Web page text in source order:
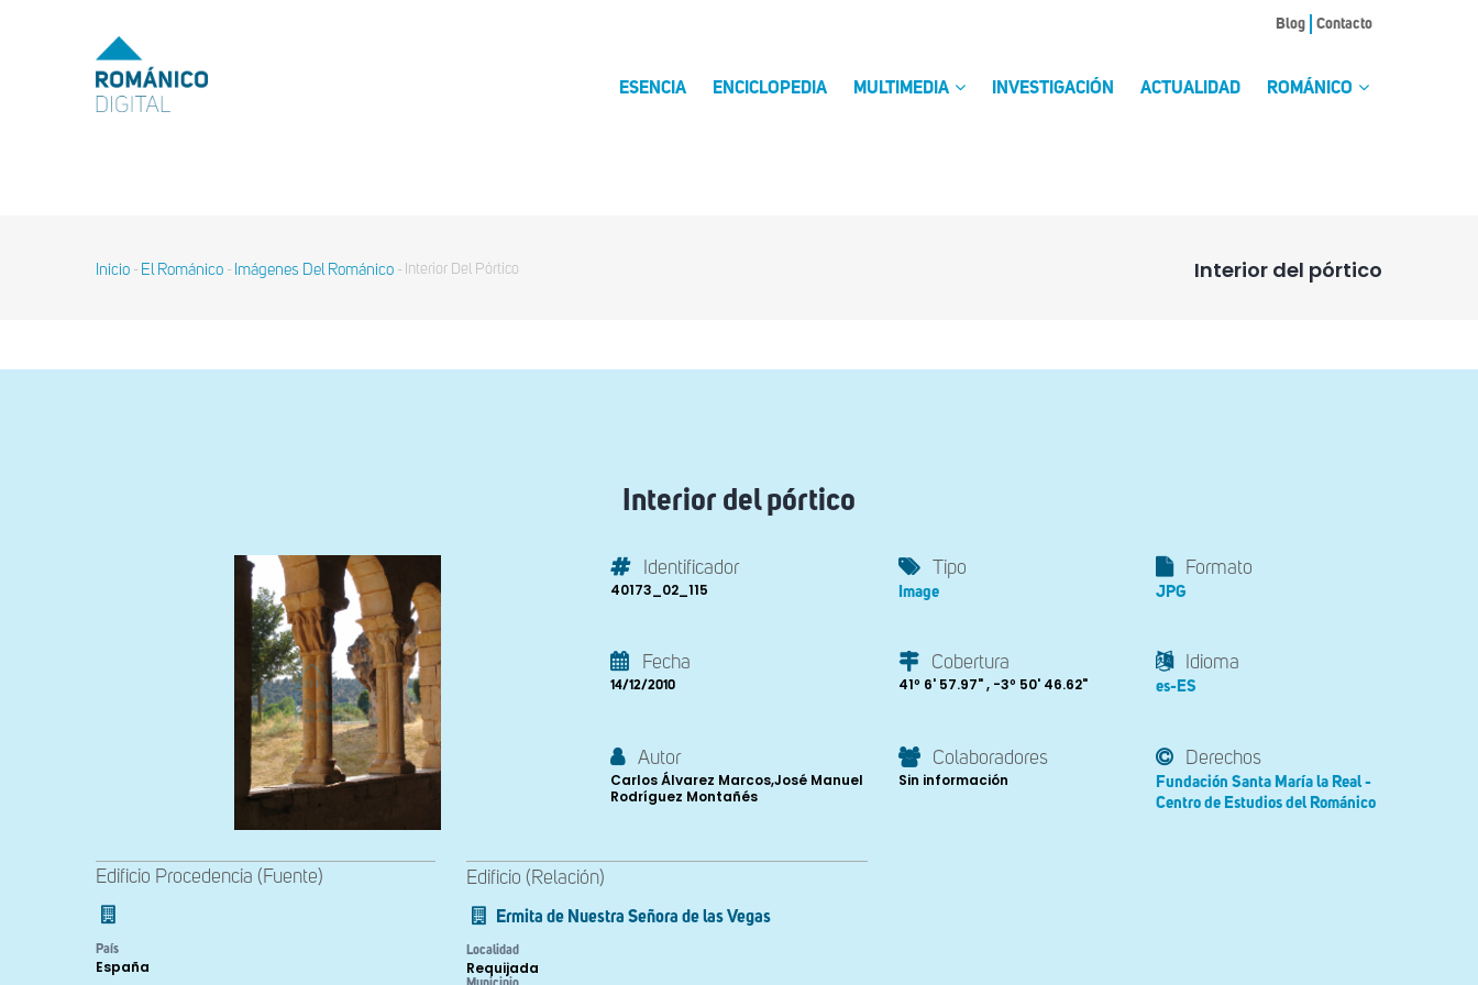
MENU
TOP
Blog Contacto
ESENCIA ENCICLOPEDIA MULTIMEDIA INVESTIGACIÓN ACTUALIDAD ROMÁNICO
Interior del pórtico
Sobrescribir
Inicio - El Románico - Imágenes Del Románico - Interior Del Pórtico
Interior del pórtico
Identificador
40173_02_115
Tipo
Image
Formato
JPG
Fecha
14/12/2010
Cobertura
41º 6' 57.97" , -3º 50' 46.62"
Idioma
es-ES
Autor
Carlos Álvarez Marcos,José Manuel
Rodríguez Montañés
Colaboradores
Sin información
Derechos
Fundación Santa María la Real -
Centro de Estudios del Románico
Edificio Procedencia (Fuente)
País
España
Edificio (Relación)
Ermita de Nuestra Señora de las Vegas
Localidad
Requijada